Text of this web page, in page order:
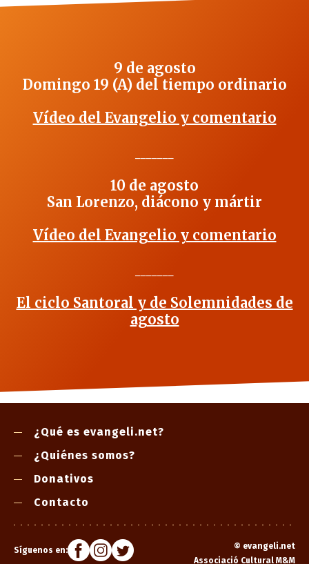
9 de agosto
Domingo 19 (A) del tiempo ordinario
Vídeo del Evangelio y comentario
10 de agosto
San Lorenzo, diácono y mártir
Vídeo del Evangelio y comentario
El ciclo Santoral y de Solemnidades de
agosto
¿Qué es evangeli.net?
¿Quiénes somos?
Donativos
Contacto
Síguenos en: © evangeli.net
Associació Cultural M&M